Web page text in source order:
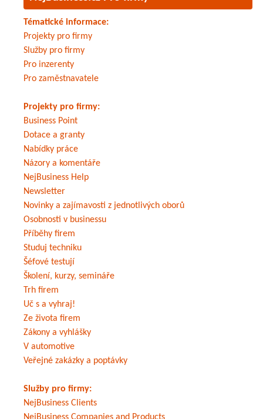
Tématické informace:
Projekty pro firmy
Služby pro firmy
Pro inzerenty
Pro zaměstnavatele
Projekty pro firmy:
Business Point
Dotace a granty
Nabídky práce
Názory a komentáře
NejBusiness Help
Newsletter
Novinky a zajímavosti z jednotlivých oborů
Osobnosti v businessu
Příběhy firem
Studuj techniku
Šéfové testují
Školení, kurzy, semináře
Trh firem
Uč s a vyhraj!
Ze života firem
Zákony a vyhlášky
V automotive
Veřejné zakázky a poptávky
Služby pro firmy:
NejBusiness Clients